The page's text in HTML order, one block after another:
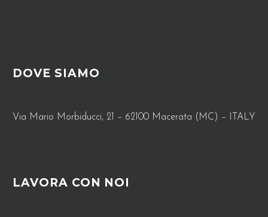
DOVE SIAMO
Via Mario Morbiducci, 21 – 62100 Macerata (MC) – ITALY
LAVORA CON NOI